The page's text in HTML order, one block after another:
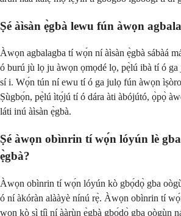
Ṣé àìsàn ẹ̀gbà lewu fún àwọn
Àwọn agbalagba tí wọ́n ní àìsàn ẹ̀gbà sábàá
ó burú jù lọ ju àwọn ọmọdé lọ, pẹ̀lú ibà tí ó
sí i. Wọ́n tún ní ewu tí ó ga julọ fún àwọn
Ṣùgbọ́n, pẹ̀lú ìtọ́jú tí ó dára àti àbójútó, ọ̀pọ̀
láti inú àìsàn ẹ̀gbà.
Ṣé àwọn obìnrin tí wọ́n lóyún lè
ẹ̀gbà?
Àwọn obìnrin tí wọ́n lóyún kò gbọ́dọ̀ gba
ó ní àkóràn alààyè nínú rẹ̀. Àwọn obìnrin tí
wọn kò sì tíì ní ààrùn ẹ̀gbà gbọ́dọ̀ gba oògùn